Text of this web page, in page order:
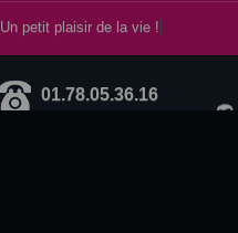
Un petit plaisir de la vie !
01.78.05.36.16